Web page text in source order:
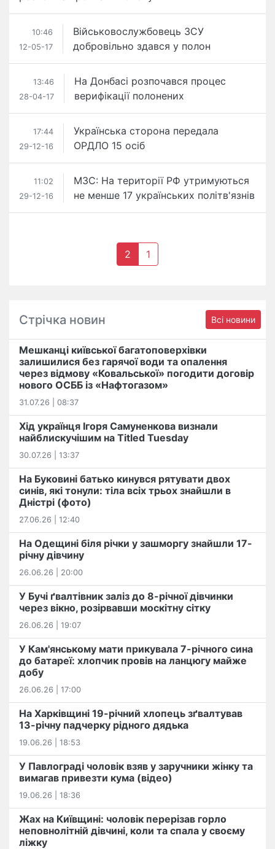
10:46
12-05-17
Військовослужбовець ЗСУ
добровільно здався у полон
13:46
28-04-17
На Донбасі розпочався процес
верифікації полонених
17:44
29-12-16
Українська сторона передала
ОРДЛО 15 осіб
11:02
29-12-16
МЗС: На території РФ утримуються
не менше 17 українських політв'язнів
2 1
Стрічка новин Всі новини
Мешканці київської багатоповерхівки
залишилися без гарячої води та опалення
через відмову «Ковальської» погодити договір
нового ОСББ із «Нафтогазом»
31.07.26 | 08:37
Хід українця Ігоря Самуненкова визнали
найблискучішим на Titled Tuesday
30.07.26 | 13:37
На Буковині батько кинувся рятувати двох
синів, які тонули: тіла всіх трьох знайшли в
Дністрі (фото)
27.06.26 | 12:40
На Одещині біля річки у зашморгу знайшли 17-
річну дівчину
26.06.26 | 20:00
У Бучі ґвалтівник заліз до 8-річної дівчинки
через вікно, розірвавши москітну сітку
26.06.26 | 19:07
У Кам'янському мати прикувала 7-річного сина
до батареї: хлопчик провів на ланцюгу майже
добу
26.06.26 | 17:00
На Харківщині 19-річний хлопець​ ️зґвалтував
13-річну падчерку рідного дядька
19.06.26 | 18:53
У Павлограді чоловік взяв у заручники жінку та
вимагав привезти кума (відео)
19.06.26 | 18:36
Жах на Київщині: чоловік перерізав горло
неповнолітній дівчині, коли та спала у своєму
ліжку